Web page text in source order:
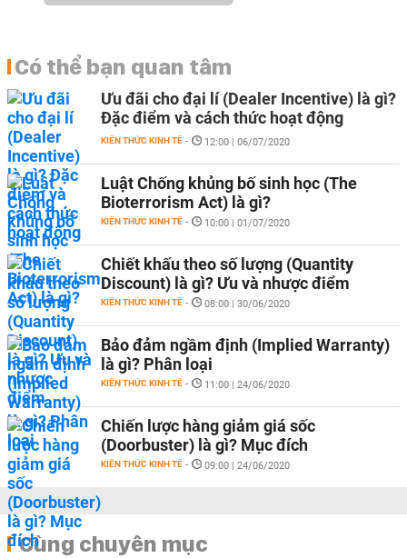
Có thể bạn quan tâm
Ưu đãi cho đại lí (Dealer Incentive) là gì?
Đặc điểm và cách thức hoạt động
KIẾN THỨC KINH TẾ - 12:00 | 06/07/2020
Luật Chống khủng bố sinh học (The
Bioterrorism Act) là gì?
KIẾN THỨC KINH TẾ - 10:00 | 01/07/2020
Chiết khấu theo số lượng (Quantity
Discount) là gì? Ưu và nhược điểm
KIẾN THỨC KINH TẾ - 08:00 | 30/06/2020
Bảo đảm ngầm định (Implied Warranty)
là gì? Phân loại
KIẾN THỨC KINH TẾ - 11:00 | 24/06/2020
Chiến lược hàng giảm giá sốc
(Doorbuster) là gì? Mục đích
KIẾN THỨC KINH TẾ - 09:00 | 24/06/2020
Cùng chuyên mục